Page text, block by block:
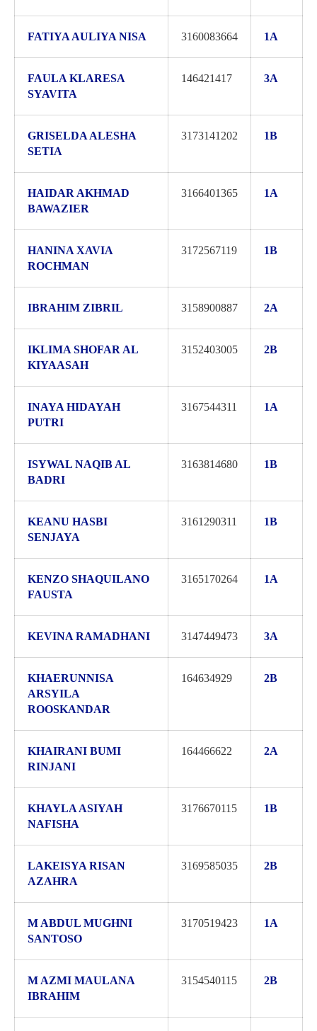
FATIYA AULIYA NISA 3160083664 1A
FAULA KLARESA
SYAVITA
146421417 3A
GRISELDA ALESHA
SETIA
3173141202 1B
HAIDAR AKHMAD
BAWAZIER
3166401365 1A
HANINA XAVIA
ROCHMAN
3172567119 1B
IBRAHIM ZIBRIL 3158900887 2A
IKLIMA SHOFAR AL
KIYAASAH
3152403005 2B
INAYA HIDAYAH
PUTRI
3167544311 1A
ISYWAL NAQIB AL
BADRI
3163814680 1B
KEANU HASBI
SENJAYA
3161290311 1B
KENZO SHAQUILANO
FAUSTA
3165170264 1A
KEVINA RAMADHANI 3147449473 3A
KHAERUNNISA
ARSYILA
ROOSKANDAR
164634929 2B
KHAIRANI BUMI
RINJANI
164466622 2A
KHAYLA ASIYAH
NAFISHA
3176670115 1B
LAKEISYA RISAN
AZAHRA
3169585035 2B
M ABDUL MUGHNI
SANTOSO
3170519423 1A
M AZMI MAULANA
IBRAHIM
3154540115 2B